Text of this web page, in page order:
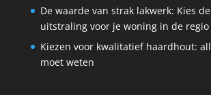
De waarde van strak lakwerk: Kies
uitstraling voor je woning in de regio
Kiezen voor kwalitatief haardhout:
moet weten